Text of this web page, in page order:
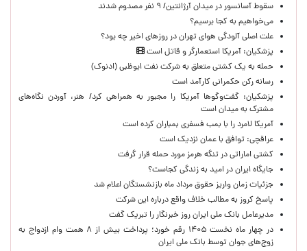
سقوط آسانسور در میدان آرژانتین/ ۹ نفر مصدوم شدند
می‌خواهیم به کجا برسیم؟
علت اصلی آلودگی هوای تهران در روزهای اخیر چه بود؟
پزشکیان: آمریکا استعمارگر و قاتل است
حمله به یک کشتی متعلق به شرکت نفت ابوظبی (ادنوک)
رسانه رکن حکمرانی کارآمد است
پزشکیان: گفت‌وگوها آمریکا را مجبور به همراهی کرد/ هنر، آوردن نگاه‌های
مشترک به میدان است
آمریکا لامرد را با بمب فسفری بمباران کرده است
عراقچی: توافق با عمان نزدیک است
کشتی اماراتی در تنگه هرمز مورد حمله قرار گرفت
جایگاه ایران در امید به زندگی کجاست؟
جزئیات زمان واریز حقوق مرداد ماه بازنشستگان اعلام شد
پاسخ کروز به مطالب خلاف واقع درباره این شرکت
مدیرعامل بانک ملی ایران روز خبرنگار را تبریک گفت
در چهار ماه نخست ۱۴۰۵ رقم خورد؛ پرداخت بیش از ۸ همت وام ازدواج به
زوج‌های جوان توسط بانک ملی ایران